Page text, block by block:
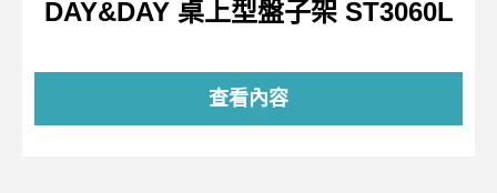
DAY&DAY 桌上型盤子架 ST3060L
查看內容